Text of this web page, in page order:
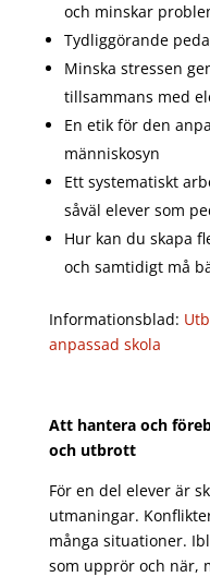
och minskar
Tydliggörande
Minska stressen
tillsammans med
En etik för den
människosyn
Ett systematiskt
såväl elever som
Hur kan du skapa
och samtidigt må
Informationsblad:
anpassad skola
Att hantera och
och utbrott
För en del elever är
utmaningar.
många situationer.
som upprör och när,